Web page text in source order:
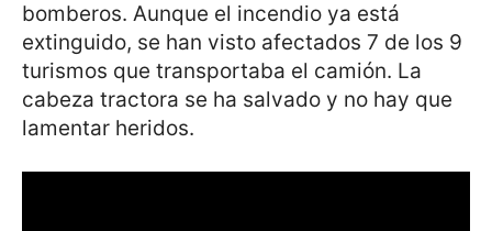
bomberos. Aunque el incendio ya está
extinguido, se han visto afectados 7 de los 9
turismos que transportaba el camión. La
cabeza tractora se ha salvado y no hay que
lamentar heridos.